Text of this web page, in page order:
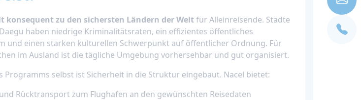
konsequent zu den sichersten Ländern der Weltfür Alleinreisende. Städte
haben niedrige Kriminalitätsraten, ein effizientes öffentliches
und einen starken kulturellen Schwerpunkt auf öffentlicher Ordnung. Für
im Ausland ist die tägliche Umgebung vorhersehbar und gut organisiert.
Programms selbst ist Sicherheit in die Struktur eingebaut. Nacel bietet:
Rücktransport zum Flughafen an den gewünschten Reisedaten